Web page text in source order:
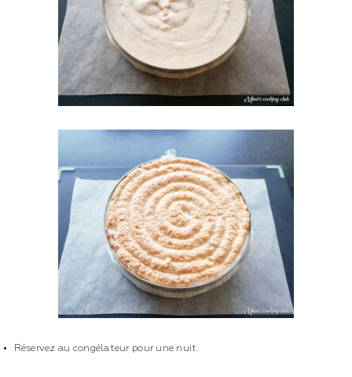
Réservez au congélateur pour une nuit.